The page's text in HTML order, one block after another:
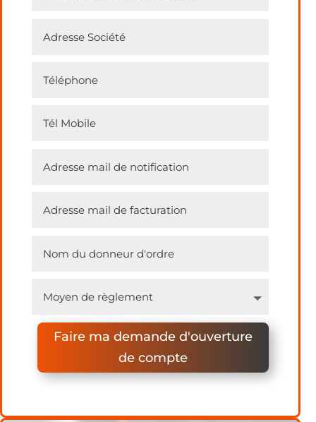
Faire ma demande d'ouverture
de compte